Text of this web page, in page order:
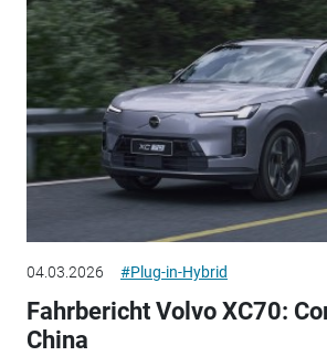
04.03.2026 #Plug-in-Hybrid
Fahrbericht Volvo XC70:
China